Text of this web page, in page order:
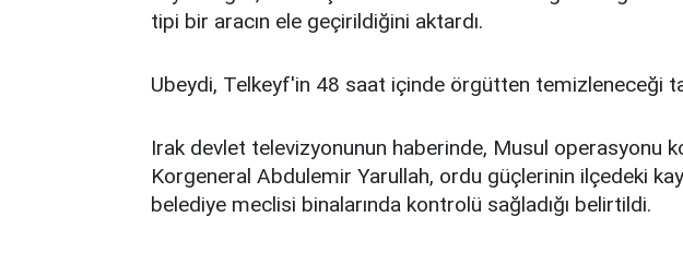
tipi bir aracın ele geçirildiğini aktardı.
Ubeydi, Telkeyf'in 48 saat içinde örgütten temizleneceği
Irak devlet televizyonunun haberinde, Musul operasyonu
Korgeneral Abdulemir Yarullah, ordu güçlerinin ilçedeki
belediye meclisi binalarında kontrolü sağladığı belirtildi.